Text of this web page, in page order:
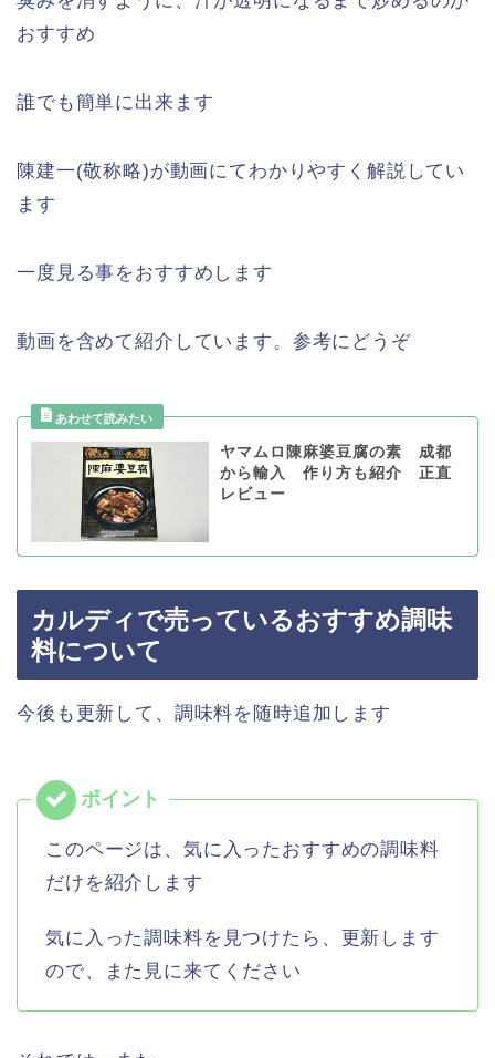
おすすめ
誰でも簡単に出来ます
陳建一(敬称略)が動画にてわかりやすく解説してい
ます
一度見る事をおすすめします
動画を含めて紹介しています。参考にどうぞ
ヤマムロ陳麻婆豆腐の素 成都
から輸入 作り方も紹介 正直
レビュー
カルディで売っているおすすめ調味
料について
今後も更新して、調味料を随時追加します
このページは、気に入ったおすすめの調味料
だけを紹介します
気に入った調味料を見つけたら、更新します
ので、また見に来てください